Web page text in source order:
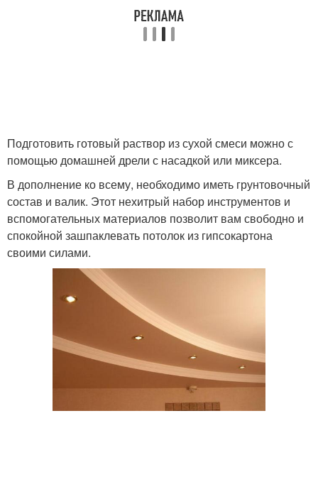
Подготовить готовый раствор из сухой смеси можно с
помощью домашней дрели с насадкой или миксера.
В дополнение ко всему, необходимо иметь грунтовочный
состав и валик. Этот нехитрый набор инструментов и
вспомогательных материалов позволит вам свободно и
спокойной зашпаклевать потолок из гипсокартона
своими силами.